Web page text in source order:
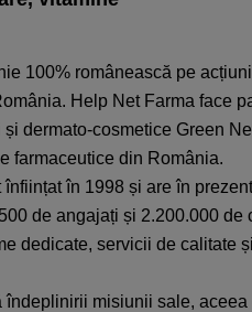
100% românească pe
Help Net Farma face
dermato-cosmetice Green
farmaceutice din România.
în 1998 și are în
de angajați și 2.200.000 de
dedicate, servicii de calitate
îndeplinirii misiunii sale,